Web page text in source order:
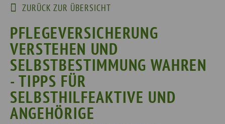
ZURÜCK ZUR ÜBERSICHT
PFLEGEVERSICHERUNG
VERSTEHEN UND
SELBSTBESTIMMUNG WAHREN
- TIPPS FÜR
SELBSTHILFEAKTIVE UND
ANGEHÖRIGE